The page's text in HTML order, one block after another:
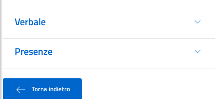
Verbale
Presenze
Torna indietro